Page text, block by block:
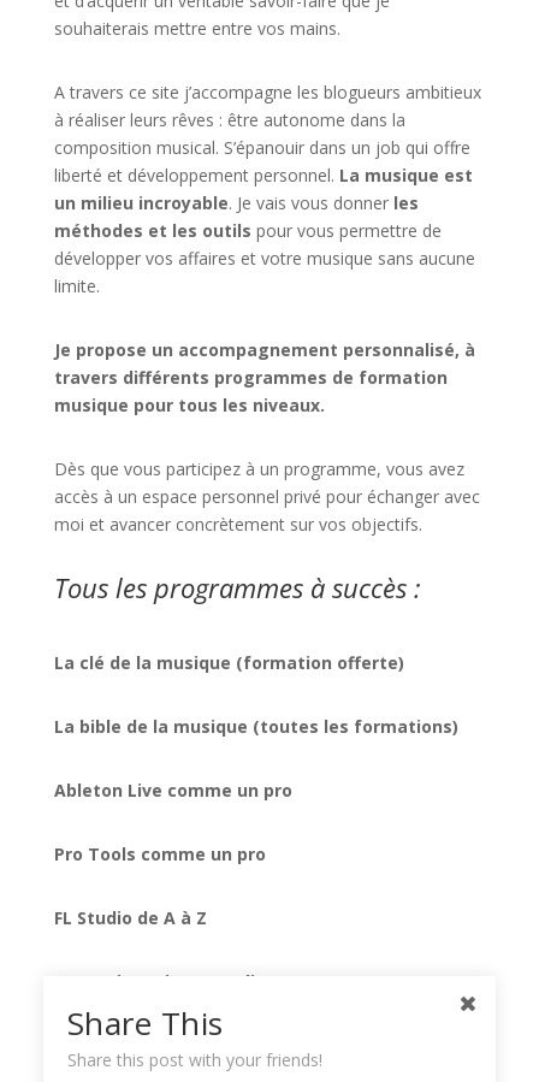
souhaiterais mettre entre vos mains.
A travers ce site j’accompagne les blogueurs ambitieux
à réaliser leurs rêves : être autonome dans la
composition musical. S’épanouir dans un job qui offre
liberté et développement personnel. La musique est
un milieu incroyable. Je vais vous donner les
méthodes et les outils pour vous permettre de
développer vos affaires et votre musique sans aucune
limite.
Je propose un accompagnement personnalisé, à
travers différents programmes de formation
musique pour tous les niveaux.
Dès que vous participez à un programme, vous avez
accès à un espace personnel privé pour échanger avec
moi et avancer concrètement sur vos objectifs.
Tous les programmes à succès :
La clé de la musique (formation offerte)
La bible de la musique (toutes les formations)
Ableton Live comme un pro
Pro Tools comme un pro
FL Studio de A à Z
Formation mixage audio
Share This
Share this post with your friends!